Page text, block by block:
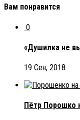
Вам понравится
0
«Душилка не
19 Сен, 2018
Пётр Порошко